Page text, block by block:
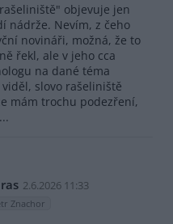
objevuje jen
nádrže. Nevím, z čeho
novináři, možná, že to
řekl, ale v jeho cca
na dané téma
slovo rašeliniště
mám trochu podezření,
2.6.2026 11:33
Znachor